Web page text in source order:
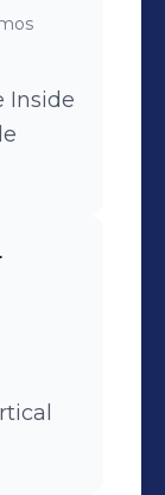
Inside